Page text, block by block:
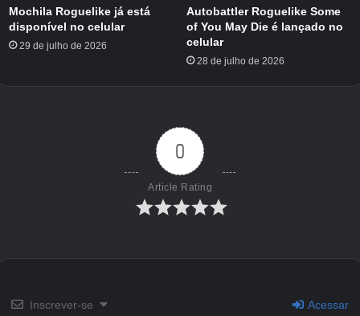
menos um participante de VR e entre 1 e 8
jogadores móveis conectados por meio do
aplicativo complementar. O jogo também
Não possui um fone de ouvido VR? Então, leia
nossas próximas novidades sobre um novo
jogo que não exige isso! Comando de
brinquedo com um mundo de brinquedo cheio
Mochila Roguelike já está
disponível no celular
29 de julho de 2026
Autobattler Roguelike Some
of You May Die é lançado no
celular
28 de julho de 2026
0
Article Rating
Inscrever-se Acessar